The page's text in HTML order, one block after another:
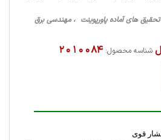
بایت ، تحقیق های آماده پاورپوینت ، مهندسی برق
شناسه محصول:2010084
قوی